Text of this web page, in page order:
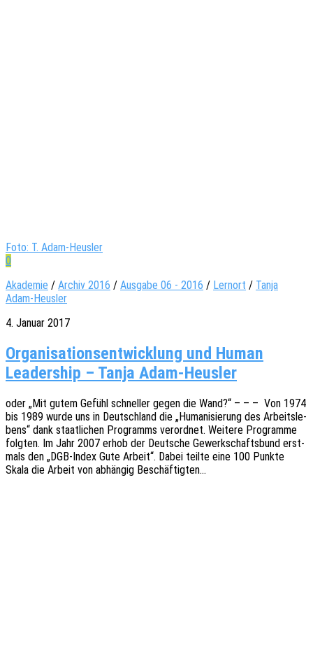
Foto: T. Adam-Heusler
0
Akademie / Archiv 2016 / Ausgabe 06 - 2016 / Lernort / Tanja
Adam-Heusler
4. Januar 2017
Organisationsentwicklung und Human
Leadership – Tanja Adam-Heusler
oder „Mit gutem Gefühl schnel­ler gegen die Wand?“ – – – Von 1974
bis 1989 wurde uns in Deutsch­land die „Huma­ni­sie­rung des Arbeits­le­
bens“ dank staat­li­chen Programms verord­net. Weite­re Program­me
folg­ten. Im Jahr 2007 erhob der Deut­sche Gewerk­schafts­bund erst­
mals den „DGB-Index Gute Arbeit“. Dabei teilte eine 100 Punkte
Skala die Arbeit von abhän­gig Beschäftigten…